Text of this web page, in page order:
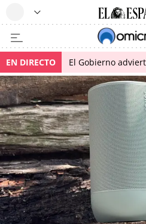
EN DIRECTO El Gobierno